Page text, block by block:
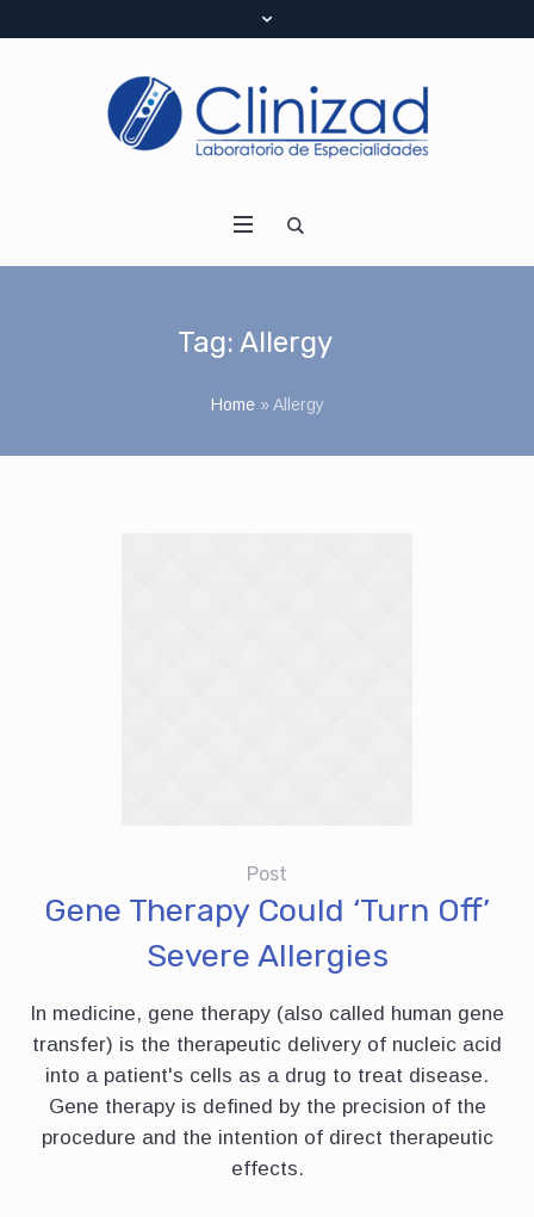
Tag: Allergy
Home»Allergy
Post
Gene Therapy Could ‘Turn Off’
Severe Allergies
In medicine, gene therapy (also called human gene
transfer) is the therapeutic delivery of nucleic acid
into a patient's cells as a drug to treat disease.
Gene therapy is defined by the precision of the
procedure and the intention of direct therapeutic
effects.